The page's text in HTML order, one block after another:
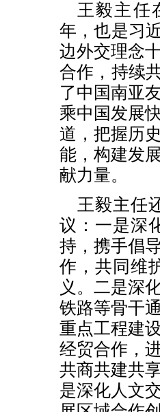
王毅主任
年，也是习
边外交理念
合作，持续
了中国南亚
乘中国发展
道，把握历
能，构建发
献力量。
王毅主任
议：一是深
持，携手倡
作，共同维
义。二是深
铁路等骨干
重点工程建
经贸合作，
共商共建共
是深化人文